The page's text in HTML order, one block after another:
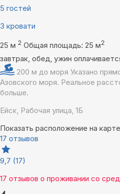
5 гостей
3 кровати
25 м 2 Общая площадь: 25 м2
завтрак, обед, ужин
200 м до моря Указано
Азовского моря. Реальное
больше.
Ейск, Рабочая улица, 1Б
Показать расположение на карте
17 отзывов
9,7 (17)
17 отзывов о проживании со